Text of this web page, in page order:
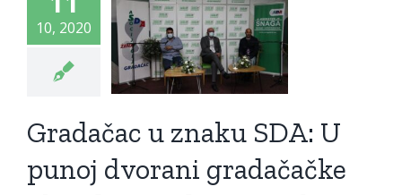
10, 2020
u
Gradačac u znaku SDA: U
punoj dvorani gradačačke